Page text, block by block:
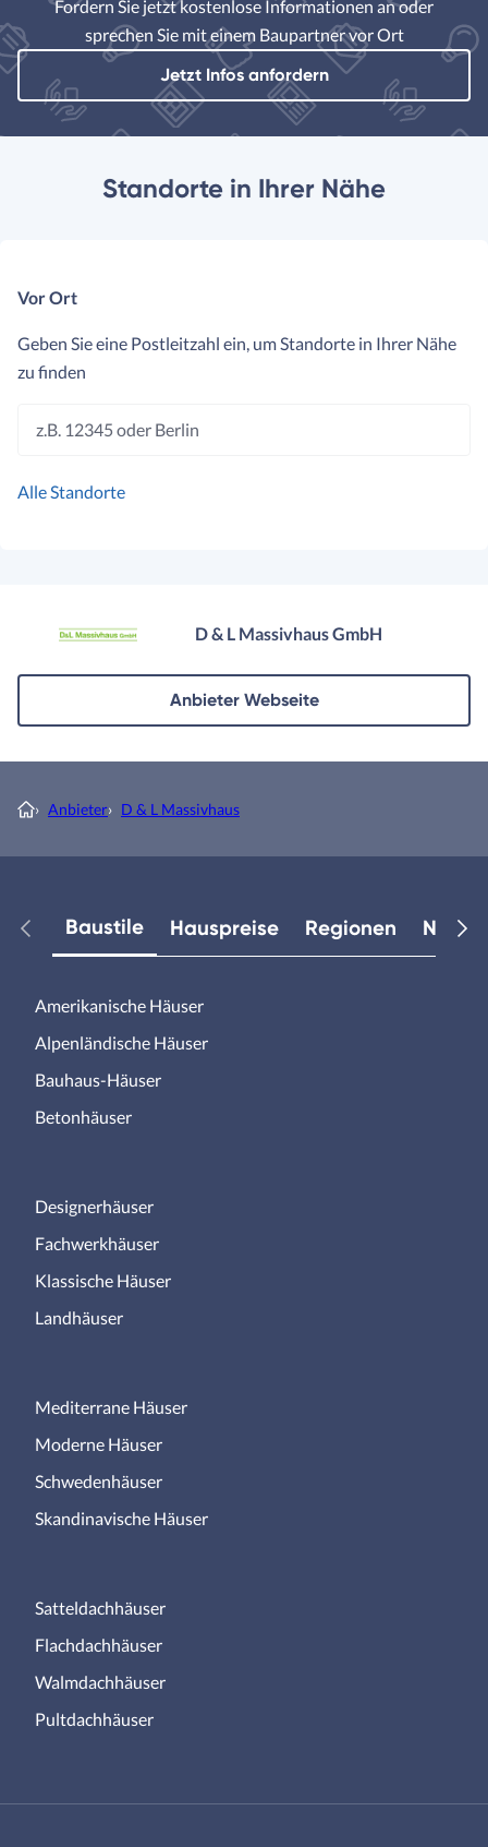
Fordern Sie jetzt kostenlose Informationen an oder
sprechen Sie mit einem Baupartner vor Ort
Jetzt Infos anfordern
Standorte in Ihrer Nähe
Vor Ort
Geben Sie eine Postleitzahl ein, um Standorte in Ihrer Nähe
zu finden
z.B. 12345 oder Berlin
Alle Standorte
D & L Massivhaus GmbH
Anbieter Webseite
› Anbieter› D & L Massivhaus
Baustile Hauspreise Regionen
Amerikanische Häuser
Alpenländische Häuser
Bauhaus-Häuser
Betonhäuser
Designerhäuser
Fachwerkhäuser
Klassische Häuser
Landhäuser
Mediterrane Häuser
Moderne Häuser
Schwedenhäuser
Skandinavische Häuser
Satteldachhäuser
Flachdachhäuser
Walmdachhäuser
Pultdachhäuser